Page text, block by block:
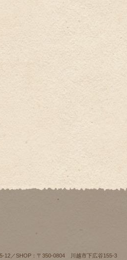
12／SHOP：〒350-0804 川越市下広谷155‐3